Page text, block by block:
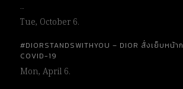
…
Tue, October 6.
#DIORSTANDSWITHYOU – DIOR สั่งเย็บหน้
COVID-19
Mon, April 6.